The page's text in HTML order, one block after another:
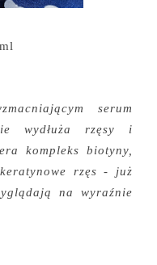
serum
wydłuża rzęsy i
kompleks biotyny,
rzęs - już
na wyraźnie